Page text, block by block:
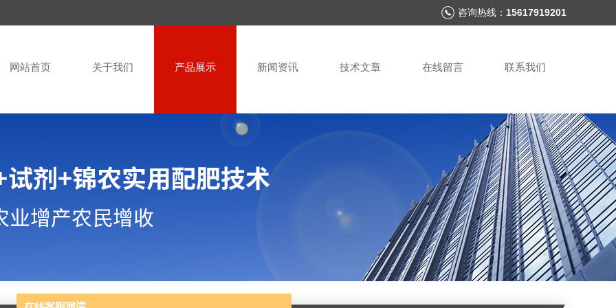
咨询热线： 15617919201
网站首页 关于我们 产品展示 新闻资讯 技术文章 在线留言 联系我们